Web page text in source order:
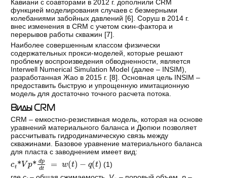
Кавиани с соавторами в 2012 г. дополнили CRM
функцией моделирования случаев с безмерными
колебаниями забойных давлений [6]. Соруш в 2014 г.
внес изменения в CRM с учетом скин-фактора и
перерывов работы скважин [7].
Наиболее совершенным классом физически
содержательных прокси-моделей, которые решают
проблему воспроизведения обводненности, является
Interwell Numerical Simulation Model (далее – INSIM),
разработанная Жао в 2015 г. [8]. Основная цель INSIM –
предоставить быструю и упрощенную имитационную
модель для достаточно точного расчета потока.
Виды CRM
CRM – емкостно-резистивная модель, которая на основе
уравнений материального баланса и Дюпюи позволяет
рассчитывать гидродинамическую связь между
скважинами. Базовое уравнение материального баланса
для пласта с заводнением имеет вид:
t*Vp *dpd t−q
(1)